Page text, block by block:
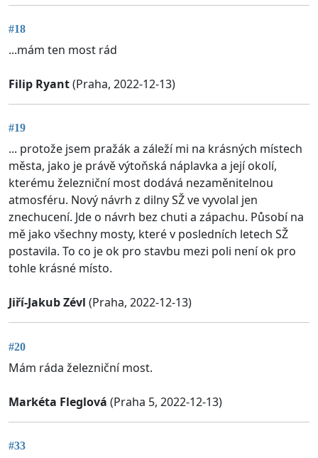
#18
...mám ten most rád
Filip Ryant(Praha, 2022-12-13)
#19
... protože jsem pražák a záleží mi na krásných místech
města, jako je právě výtoňská náplavka a její okolí,
kterému železniční most dodává nezaměnitelnou
atmosféru. Nový návrh z dilny SŽ ve vyvolal jen
znechucení. Jde o návrh bez chuti a zápachu. Působí na
mě jako všechny mosty, které v posledních letech SŽ
postavila. To co je ok pro stavbu mezi poli není ok pro
tohle krásné místo.
Jiří-Jakub Zévl (Praha, 2022-12-13)
#20
Mám ráda železniční most.
Markéta Fleglová (Praha 5, 2022-12-13)
#33